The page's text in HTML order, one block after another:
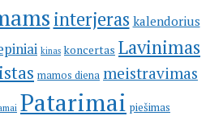
interjeras kalendorius
kinas koncertas Lavinimas
mamos diena meistravimas
Patarimai piešimas